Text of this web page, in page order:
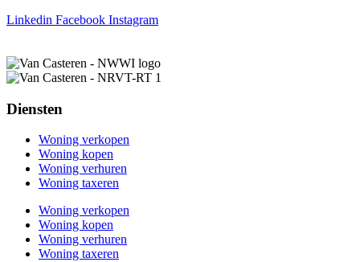
Linkedin Facebook Instagram
Diensten
Woning verkopen
Woning kopen
Woning verhuren
Woning taxeren
Woning verkopen
Woning kopen
Woning verhuren
Woning taxeren